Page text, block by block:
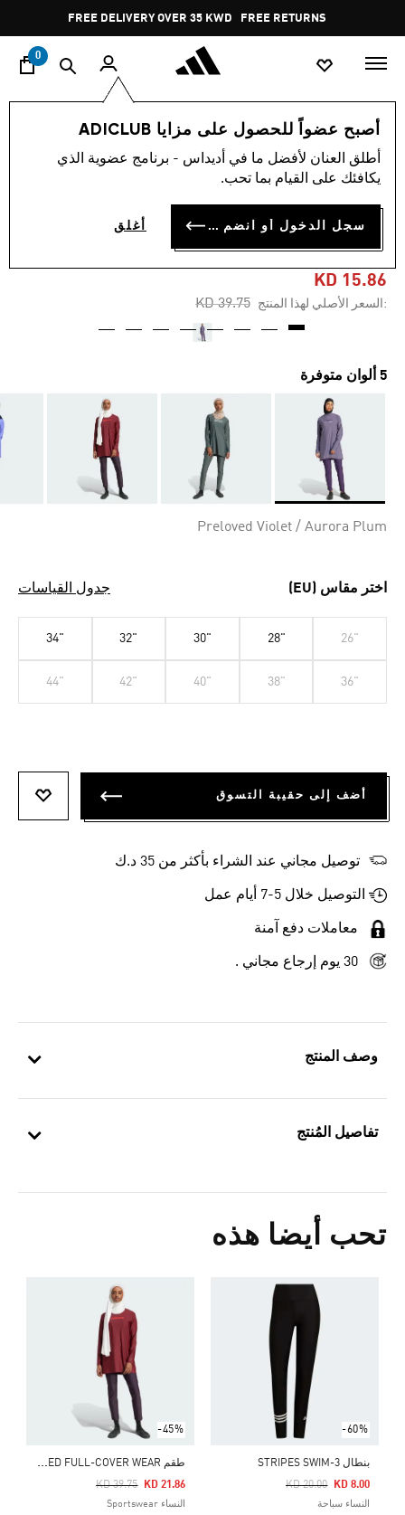
Pause
promotion
rotation
FREE DELIVERY OVER 35 KWD FREE RETURNS
0
أصبح عضواً للحصول على مزايا ADICLUB
أطلق العنان لأفضل ما في أديداس - برنامج عضوية الذي
يكافئك على القيام بما تحب.
سجل الدخول أو انضم الآن أغلق
وصف المنتج
تفاصيل المُنتج
تحب أيضا هذه
-60%
بنطال 3-STRIPES SWIM
Price Reduced From
KD 20.00
To KD 8.00
النساء سباحة
-45%
ط
قم PADDED FULL-COVER WEAR
Price Reduced From
KD 39.75 KD 21.86
النساء Sportswear
النساء ملابس
-60%
طقم PADDED FULL-COVER
WEAR
KD 15.86
:السعر الأصلي لهذا المنتج Price reduced from
KD 39.75
to
5 ألوان متوفرة
Preloved Violet / Aurora Plum
اختر مقاس (EU) جدول القياسات
26"
28"
30"
32"
34"
36"
38"
40"
42"
44"
أضف إلى حقيبة التسوق
توصيل مجاني عند الشراء بأكثر من 35 د.ك
التوصيل خلال 5-7 أيام عمل
معاملات دفع آمنة